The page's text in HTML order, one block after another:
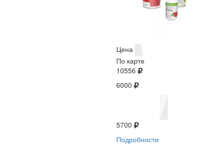
Цена
По карте
10556
6000
5700
Подробности